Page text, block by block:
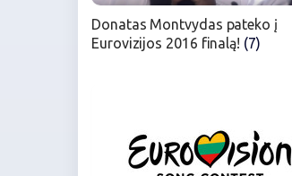
Donatas Montvydas pateko į
Eurovizijos 2016 finalą! (7)